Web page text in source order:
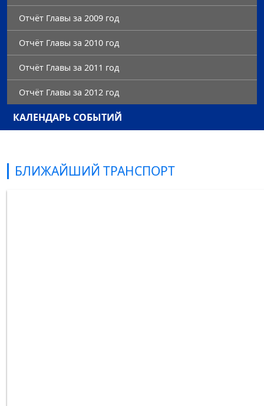
Отчёт Главы за 2009 год
Отчёт Главы за 2010 год
Отчёт Главы за 2011 год
Отчёт Главы за 2012 год
КАЛЕНДАРЬ СОБЫТИЙ
БЛИЖАЙШИЙ ТРАНСПОРТ